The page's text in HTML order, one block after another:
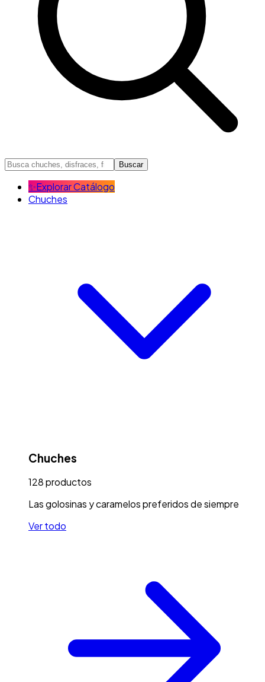
Buscar
✨Explorar Catálogo
Chuches
Chuches
128productos
Las golosinas y caramelos preferidos de siempre
Ver todo